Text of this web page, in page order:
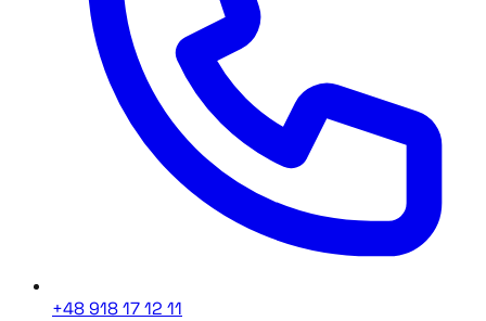
+48 918 17 12 11